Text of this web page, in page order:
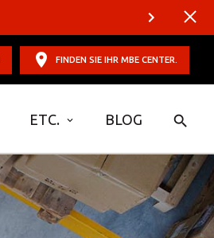
FINDEN SIE IHR MBE CENTER.
ETC. BLOG